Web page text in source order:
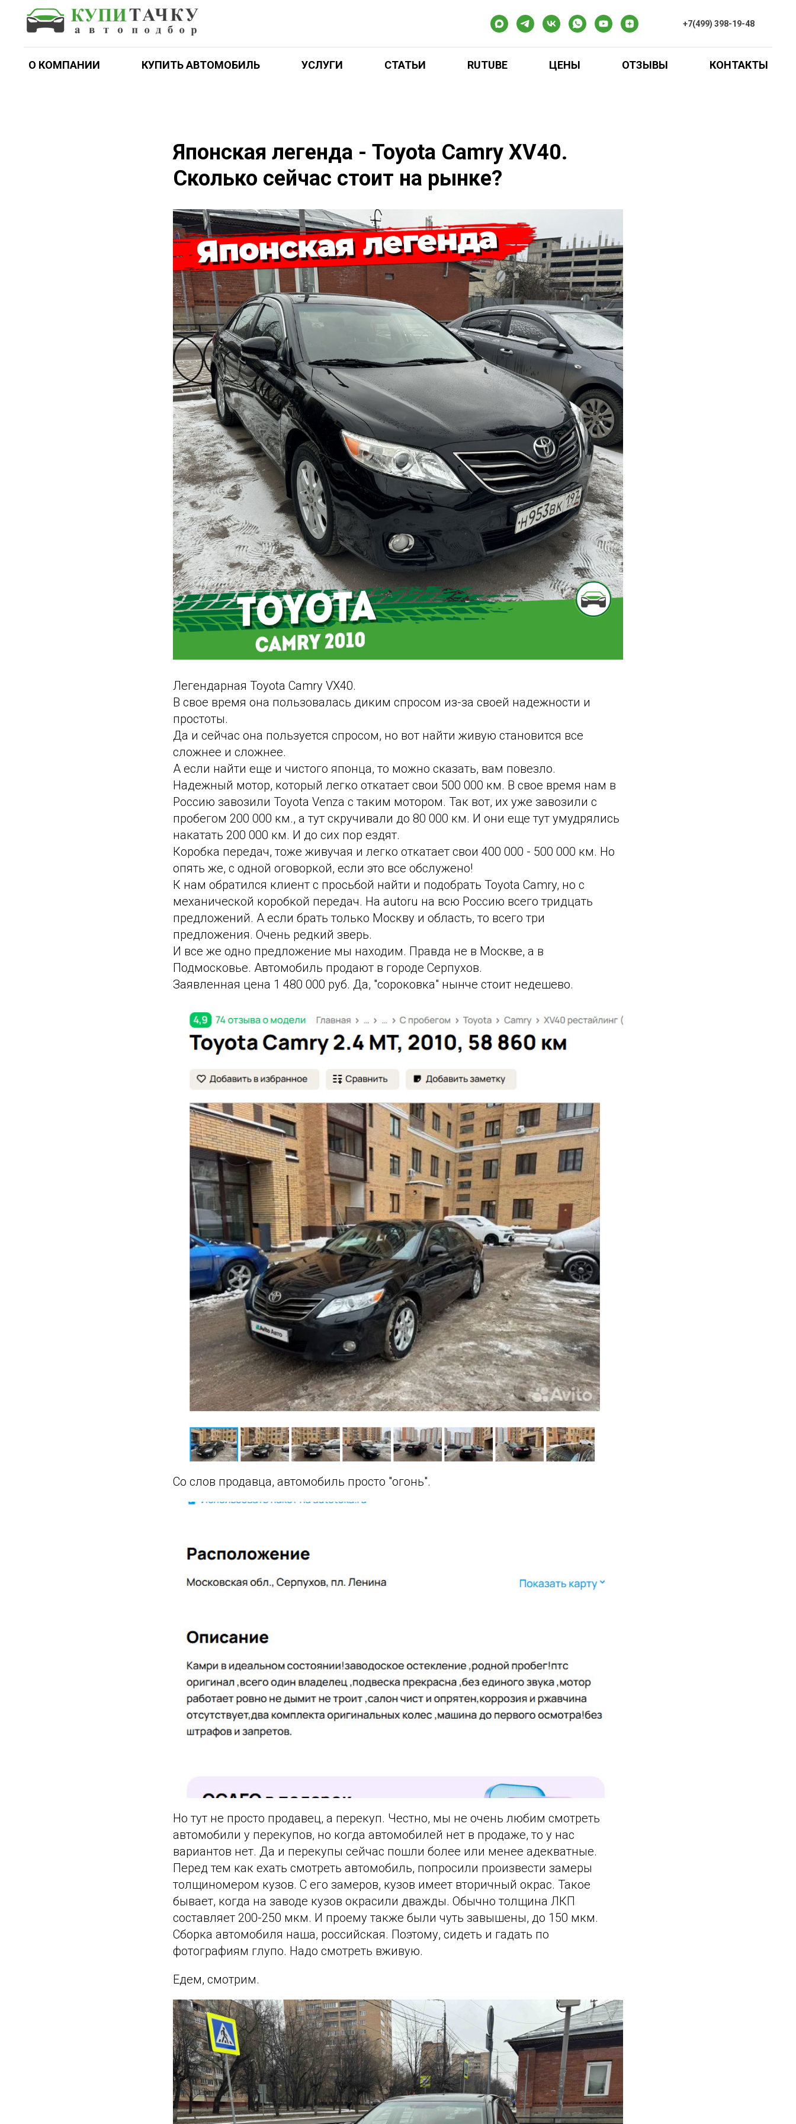
+7(499) 398-19-48
О КОМПАНИИ КУПИТЬ АВТОМОБИЛЬ УСЛУГИ СТАТЬИ RUTUBE ЦЕНЫ ОТЗЫВЫ КОНТАКТЫ
Японская легенда - Toyota Camry XV40.
Сколько сейчас стоит на рынке?
Легендарная Toyota Camry VX40.
В свое время она пользовалась диким спросом из-за своей надежности и
простоты.
Да и сейчас она пользуется спросом, но вот найти живую становится все
сложнее и сложнее.
А если найти еще и чистого японца, то можно сказать, вам повезло.
Надежный мотор, который легко откатает свои 500 000 км. В свое время нам в
Россию завозили Toyota Venza с таким мотором. Так вот, их уже завозили с
пробегом 200 000 км., а тут скручивали до 80 000 км. И они еще тут умудрялись
накатать 200 000 км. И до сих пор ездят.
Коробка передач, тоже живучая и легко откатает свои 400 000 - 500 000 км. Но
опять же, с одной оговоркой, если это все обслужено!
К нам обратился клиент с просьбой найти и подобрать Toyota Camry, но с
механической коробкой передач. На autoru на всю Россию всего тридцать
предложений. А если брать только Москву и область, то всего три
предложения. Очень редкий зверь.
И все же одно предложение мы находим. Правда не в Москве, а в
Подмосковье. Автомобиль продают в городе Серпухов.
Заявленная цена 1 480 000 руб. Да, "сороковка" нынче стоит недешево.
Со слов продавца, автомобиль просто "огонь".
Но тут не просто продавец, а перекуп. Честно, мы не очень любим смотреть
автомобили у перекупов, но когда автомобилей нет в продаже, то у нас
вариантов нет. Да и перекупы сейчас пошли более или менее адекватные.
Перед тем как ехать смотреть автомобиль, попросили произвести замеры
толщиномером кузов. С его замеров, кузов имеет вторичный окрас. Такое
бывает, когда на заводе кузов окрасили дважды. Обычно толщина ЛКП
составляет 200-250 мкм. И проему также были чуть завышены, до 150 мкм.
Сборка автомобиля наша, российская. Поэтому, сидеть и гадать по
фотографиям глупо. Надо смотреть вживую.
Едем, смотрим.